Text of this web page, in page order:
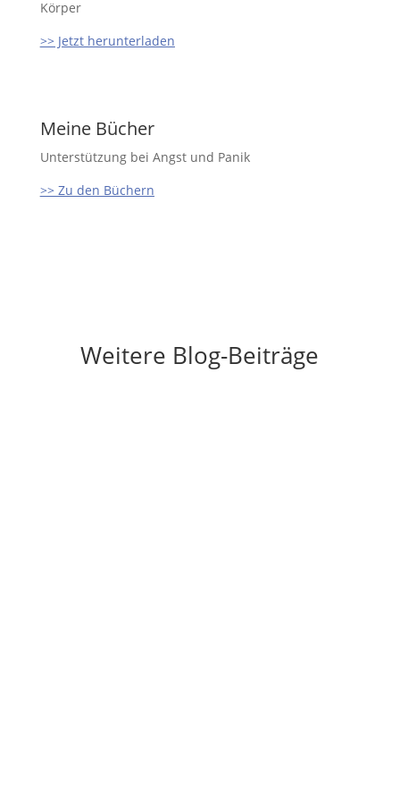
Körper
>> Jetzt herunterladen
Meine Bücher
Unterstützung bei Angst und Panik
>> Zu den Büchern
Weitere Blog-Beiträge